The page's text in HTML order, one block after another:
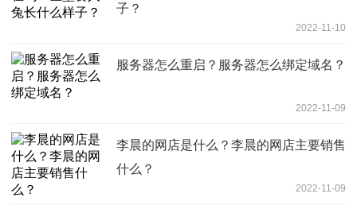
子？
2022-11-10
服务器怎么重启？服务器怎么绑定域名？
2022-11-09
李晨的网店是什么？李晨的网店主要销售
什么？
2022-11-09